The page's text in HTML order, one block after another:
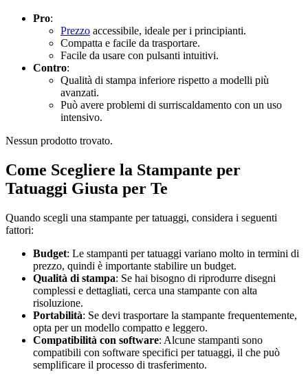
Pro:
Prezzo accessibile, ideale per i principianti.
Compatta e facile da trasportare.
Facile da usare con pulsanti intuitivi.
Contro:
Qualità di stampa inferiore rispetto a modelli più
avanzati.
Può avere problemi di surriscaldamento con un uso
intensivo.
Nessun prodotto trovato.
Come Scegliere la Stampante per
Tatuaggi Giusta per Te
Quando scegli una stampante per tatuaggi, considera i seguenti
fattori:
Budget: Le stampanti per tatuaggi variano molto in termini di
prezzo, quindi è importante stabilire un budget.
Qualità di stampa: Se hai bisogno di riprodurre disegni
complessi e dettagliati, cerca una stampante con alta
risoluzione.
Portabilità: Se devi trasportare la stampante frequentemente,
opta per un modello compatto e leggero.
Compatibilità con software: Alcune stampanti sono
compatibili con software specifici per tatuaggi, il che può
semplificare il processo di trasferimento.